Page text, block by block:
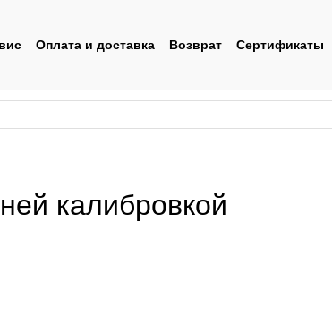
Оплата и доставка Возврат Сертификаты
калибровкой